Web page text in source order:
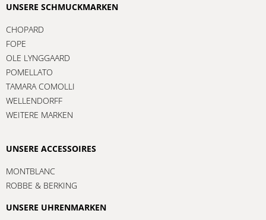
UNSERE SCHMUCKMARKEN
CHOPARD
FOPE
OLE LYNGGAARD
POMELLATO
TAMARA COMOLLI
WELLENDORFF
WEITERE MARKEN
UNSERE ACCESSOIRES
MONTBLANC
ROBBE & BERKING
UNSERE UHRENMARKEN